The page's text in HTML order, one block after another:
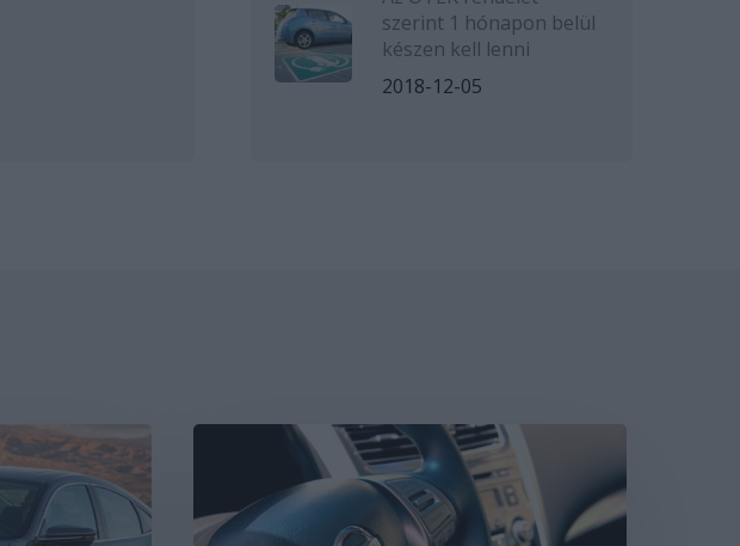
szerint 1 hónapon belül
készen kell lenni
2018-12-05